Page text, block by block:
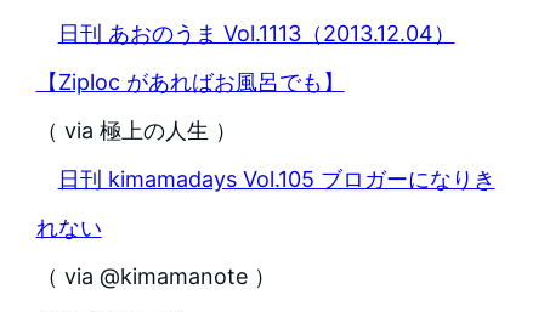
日刊 あおのうま Vol.1113（2013.12.04）
【Ziploc があればお風呂でも】
（ via 極上の人生 ）
日刊 kimamadays Vol.105 ブロガーになりき
れない
（ via @kimamanote ）